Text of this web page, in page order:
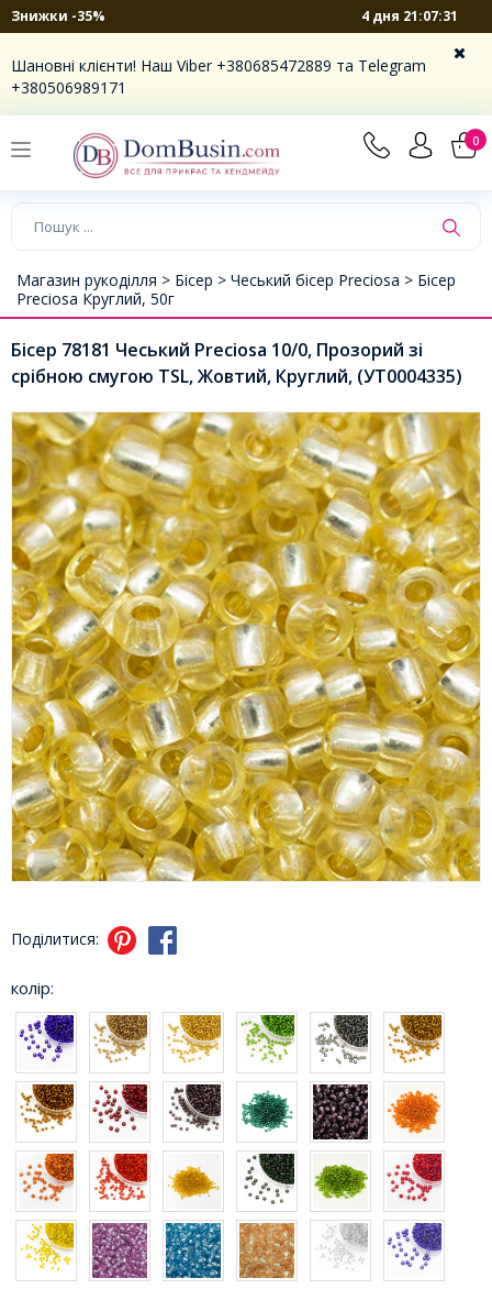
Знижки -35% 4 дня 21:07:30
Шановні клієнти! Наш Viber +380685472889 та Telegram
+380506989171
0
Магазин рукоділля > Бісер > Чеський бісер Preciosa > Бісер
Preciosa Круглий, 50г
Бісер 78181 Чеський Preciosa 10/0, Прозорий зі
срібною смугою TSL, Жовтий, Круглий, (УТ0004335)
Поділитися:
колір: